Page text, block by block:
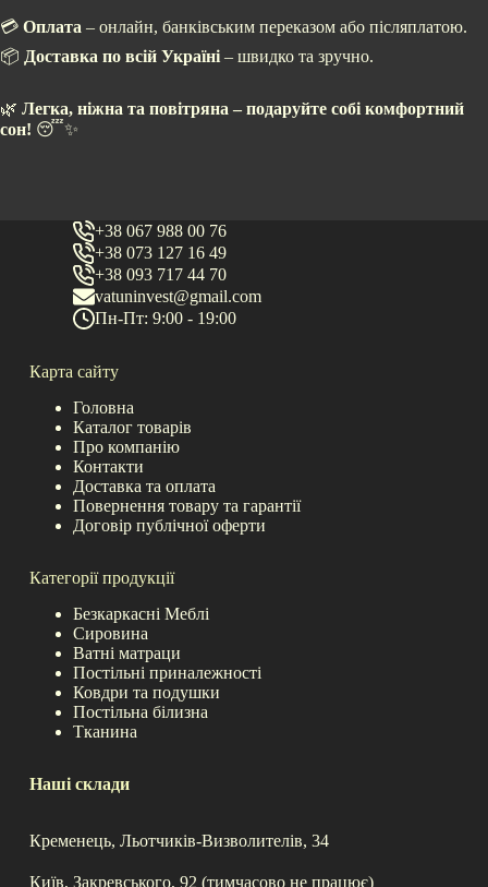
💳 Оплата – онлайн, банківським переказом або післяплатою.
📦 Доставка по всій Україні – швидко та зручно.
🌿 Легка, ніжна та повітряна – подаруйте собі комфортний
сон! 😴✨
+38 067 988 00 76
+38 073 127 16 49
+38 093 717 44 70
vatuninvest@gmail.com
Пн-Пт: 9:00 - 19:00
Карта сайту
Головна
Каталог товарів
Про компанію
Контакти
Доставка та оплата
Повернення товару та гарантії
Договір публічної оферти
Категорії продукції
Безкаркасні Меблі
Сировина
Ватні матраци
Постільні приналежності
Ковдри та подушки
Постільна білизна
Тканина
Наші склади
Кременець, Льотчиків-Визволителів, 34
Київ, Закревського, 92 (тимчасово не працює)